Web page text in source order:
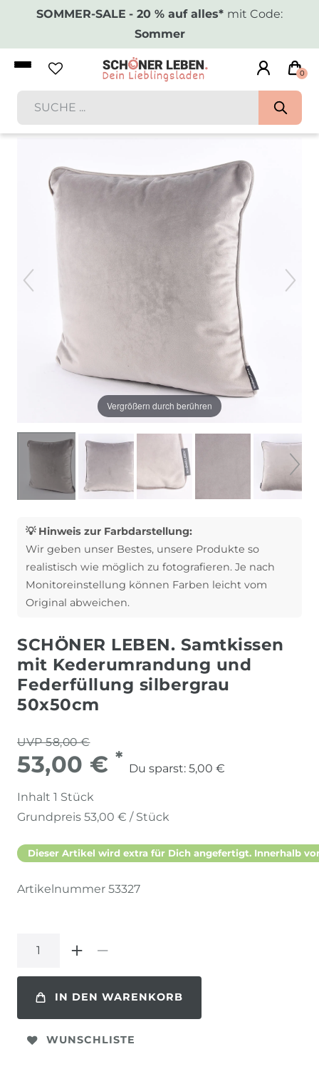
SOMMER-SALE - 20 % auf alles* mit Code:
Sommer
0
Vergrößern durch berühren
💡 Hinweis zur Farbdarstellung:
Wir geben unser Bestes, unsere Produkte so
realistisch wie möglich zu fotografieren. Je nach
Monitoreinstellung können Farben leicht vom
Original abweichen.
SCHÖNER LEBEN. Samtkissen
mit Kederumrandung und
Federfüllung silbergrau
50x50cm
UVP 58,00 €
53,00 € *
Du sparst: 5,00 €
Inhalt 1 Stück
Grundpreis 53,00 € / Stück
Dieser Artikel wird extra für Dich angefertigt. Innerhalb
Artikelnummer 53327
IN DEN WARENKORB
WUNSCHLISTE